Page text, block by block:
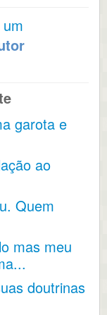
garota e
ao
Quem
mas meu
doutrinas